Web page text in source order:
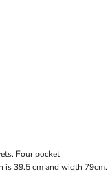
Four pocket
is 39.5 cm and width 79cm.